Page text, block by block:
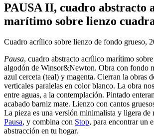
PAUSA II, cuadro abstracto
marítimo sobre lienzo
Cuadro acrílico sobre lienzo de fondo grueso,
Pausa, cuadro abstracto acrílico marítimo
algodón de Winsor&Newton. Obra con fondo
azul cerceta (teal) y magenta. Cierran la obras
verticales paralelas en color blanco. La obra
entre aguas, a la contemplación. Pintado
acabado barniz mate. Lienzo con cantos
La pieza es una versión minimalista y ligera de
Pausa, y combina con Stop, para encontrar un
abstracción en tu hogar.